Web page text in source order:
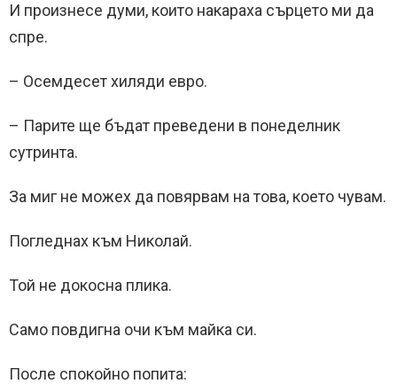
И произнесе думи, които накараха сърцето ми да
спре.
– Осемдесет хиляди евро.
– Парите ще бъдат преведени в понеделник
сутринта.
За миг не можех да повярвам на това, което чувам.
Погледнах към Николай.
Той не докосна плика.
Само повдигна очи към майка си.
После спокойно попита: